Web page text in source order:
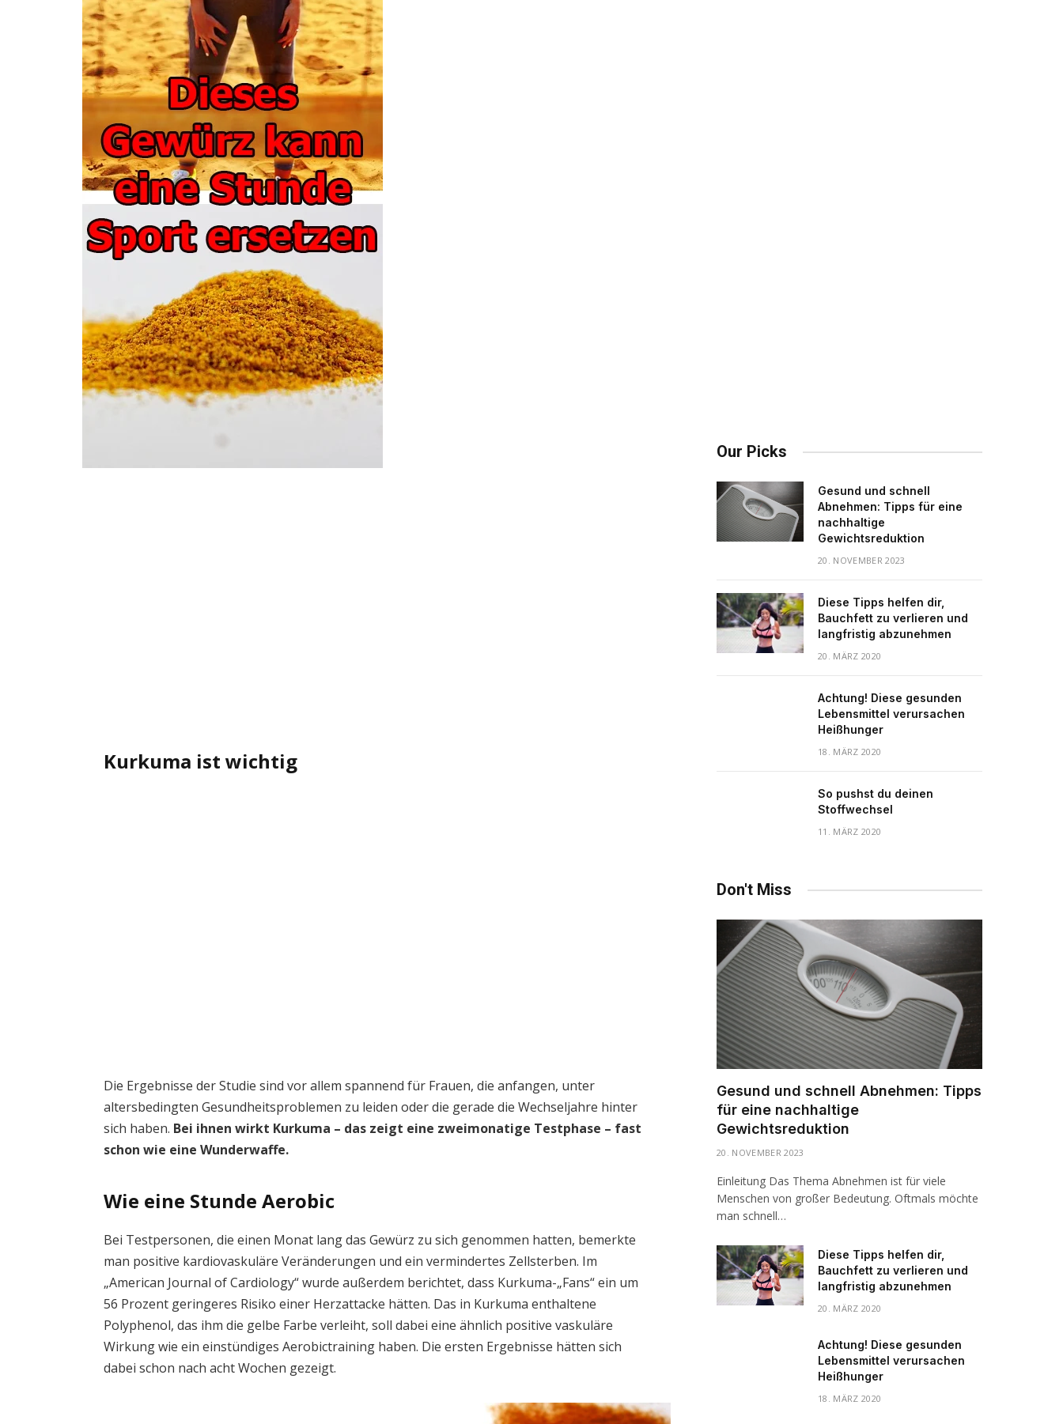
Kurkuma ist wichtig
Die Ergebnisse der Studie sind vor allem spannend für Frauen, die anfangen, unter
altersbedingten Gesundheitsproblemen zu leiden oder die gerade die Wechseljahre hinter
sich haben. Bei ihnen wirkt Kurkuma – das zeigt eine zweimonatige Testphase – fast
schon wie eine Wunderwaffe.
Wie eine Stunde Aerobic
Bei Testpersonen, die einen Monat lang das Gewürz zu sich genommen hatten, bemerkte
man positive kardiovaskuläre Veränderungen und ein vermindertes Zellsterben. Im
„American Journal of Cardiology“ wurde außerdem berichtet, dass Kurkuma-„Fans“ ein um
56 Prozent geringeres Risiko einer Herzattacke hätten. Das in Kurkuma enthaltene
Polyphenol, das ihm die gelbe Farbe verleiht, soll dabei eine ähnlich positive vaskuläre
Wirkung wie ein einstündiges Aerobictraining haben. Die ersten Ergebnisse hätten sich
dabei schon nach acht Wochen gezeigt.
Our Picks
Gesund und schnell
Abnehmen: Tipps für eine
nachhaltige
Gewichtsreduktion
20. NOVEMBER 2023
Diese Tipps helfen dir,
Bauchfett zu verlieren und
langfristig abzunehmen
20. MÄRZ 2020
Achtung! Diese gesunden
Lebensmittel verursachen
Heißhunger
18. MÄRZ 2020
So pushst du deinen
Stoffwechsel
11. MÄRZ 2020
Don't Miss
Gesund und schnell Abnehmen: Tipps
für eine nachhaltige
Gewichtsreduktion
20. NOVEMBER 2023
Einleitung Das Thema Abnehmen ist für viele
Menschen von großer Bedeutung. Oftmals möchte
man schnell…
Diese Tipps helfen dir,
Bauchfett zu verlieren und
langfristig abzunehmen
20. MÄRZ 2020
Achtung! Diese gesunden
Lebensmittel verursachen
Heißhunger
18. MÄRZ 2020